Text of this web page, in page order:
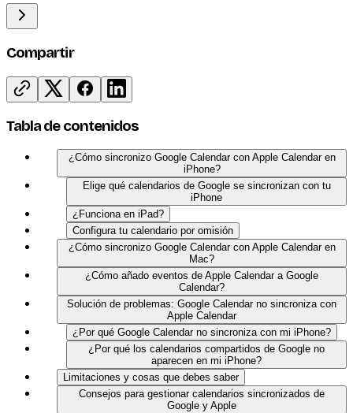
Compartir
Tabla de contenidos
¿Cómo sincronizo Google Calendar con Apple Calendar en
iPhone?
Elige qué calendarios de Google se sincronizan con tu
iPhone
¿Funciona en iPad?
Configura tu calendario por omisión
¿Cómo sincronizo Google Calendar con Apple Calendar en
Mac?
¿Cómo añado eventos de Apple Calendar a Google
Calendar?
Solución de problemas: Google Calendar no sincroniza con
Apple Calendar
¿Por qué Google Calendar no sincroniza con mi iPhone?
¿Por qué los calendarios compartidos de Google no
aparecen en mi iPhone?
Limitaciones y cosas que debes saber
Consejos para gestionar calendarios sincronizados de
Google y Apple